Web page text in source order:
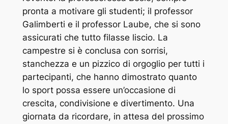
pronta a motivare gli studenti; il professor
Galimberti e il professor Laube, che si sono
assicurati che tutto filasse liscio. La
campestre si è conclusa con sorrisi,
stanchezza e un pizzico di orgoglio per tutti i
partecipanti, che hanno dimostrato quanto
lo sport possa essere un’occasione di
crescita, condivisione e divertimento. Una
giornata da ricordare, in attesa del prossimo